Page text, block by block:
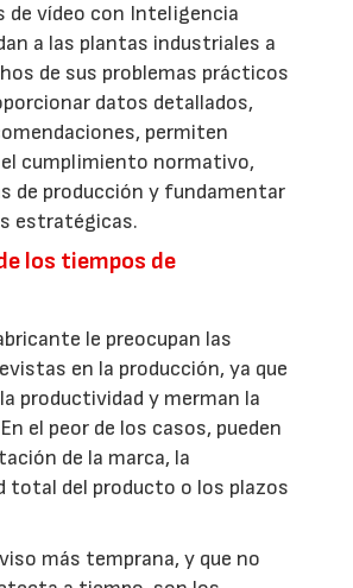
de vídeo con Inteligencia
a las plantas industriales a
de sus problemas prácticos
datos detallados,
permiten
cumplimiento normativo,
de producción y fundamentar
estratégicas.
los tiempos de
le preocupan las
en la producción, ya que
productividad y merman la
el peor de los casos, pueden
de la marca, la
total del producto o los plazos
más temprana, y que no